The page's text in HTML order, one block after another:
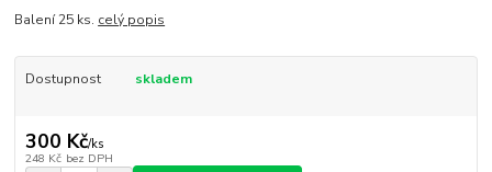
Balení 25 ks. celý popis
Dostupnost skladem
300 Kč/ks
248 Kč bez DPH